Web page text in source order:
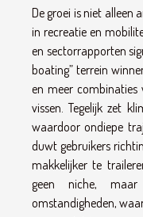
De groei is niet alleen
in recreatie en
en sectorrapporten
boating” terrein
en meer
vissen. Tegelijk zet
waardoor ondiepe
duwt gebruikers
makkelijker te
geen niche,
omstandigheden,